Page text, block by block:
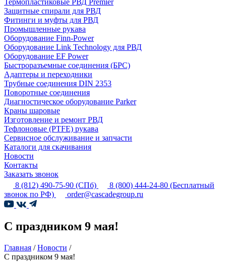
Термопластиковые РВД Premier
Защитные спирали для РВД
Фитинги и муфты для РВД
Промышленные рукава
Оборудование Finn-Power
Оборудование Link Technology для РВД
Оборудование EF Power
Быстроразъемные соединения (БРС)
Адаптеры и переходники
Трубные соединения DIN 2353
Поворотные соединения
Диагностическое оборудование Parker
Краны шаровые
Изготовление и ремонт РВД
Тефлоновые (PTFE) рукава
Сервисное обслуживание и запчасти
Каталоги для скачивания
Новости
Контакты
Заказать звонок
8 (812) 490-75-90 (СПб) 8 (800) 444-24-80 (Бесплатный
звонок по РФ)
order@cascadegroup.ru
С праздником 9 мая!
Главная /Новости /
С праздником 9 мая!